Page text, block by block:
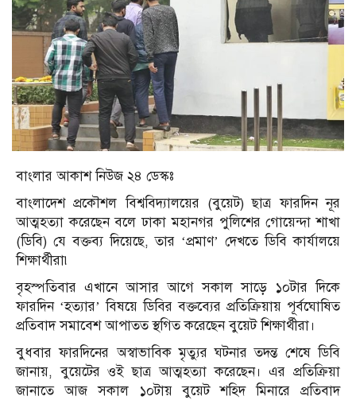
বাংলার আকাশ নিউজ ২৪ ডেস্কঃ
বাংলাদেশ প্রকৌশল বিশ্ববিদ্যালয়ের (বুয়েট) ছাত্র ফারদিন নূর
আত্মহত্যা করেছেন বলে ঢাকা মহানগর পুলিশের গোয়েন্দা শাখা
(ডিবি) যে বক্তব্য দিয়েছে, তার ‘প্রমাণ’ দেখতে ডিবি কার্যালয়ে
শিক্ষার্থীরা৷
বৃহস্পতিবার এখানে আসার আগে সকাল সাড়ে ১০টার দিকে
ফারদিন ‘হত্যার’ বিষয়ে ডিবির বক্তব্যের প্রতিক্রিয়ায় পূর্বঘোষিত
প্রতিবাদ সমাবেশ আপাতত স্থগিত করেছেন বুয়েট শিক্ষার্থীরা।
বুধবার ফারদিনের অস্বাভাবিক মৃত্যুর ঘটনার তদন্ত শেষে ডিবি
জানায়, বুয়েটের ওই ছাত্র আত্মহত্যা করেছেন। এর প্রতিক্রিয়া
জানাতে আজ সকাল ১০টায় বুয়েট শহিদ মিনারে প্রতিবাদ